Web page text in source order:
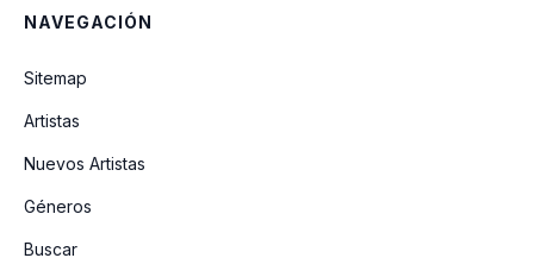
NAVEGACIÓN
Sitemap
Artistas
Nuevos Artistas
Géneros
Buscar